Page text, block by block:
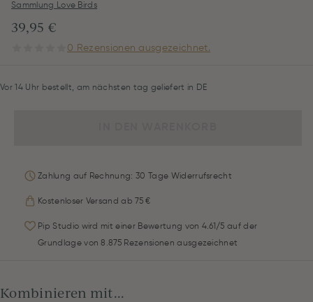
Sammlung Love Birds
39,95 €
0 Rezensionen ausgezeichnet.
Vor 14 Uhr bestellt, am nächsten tag geliefert in DE
Zahlung auf Rechnung: 30 Tage Widerrufsrecht
Kostenloser Versand ab 75 €
Pip Studio wird mit einer Bewertung von 4.61/5 auf der
Grundlage von 8.875 Rezensionen ausgezeichnet
Kombinieren mit...